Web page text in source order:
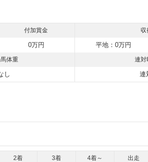
付加賞金 収
0万円 平地：0万円
体重 連対
し 連
2着 3着 4着～ 出走